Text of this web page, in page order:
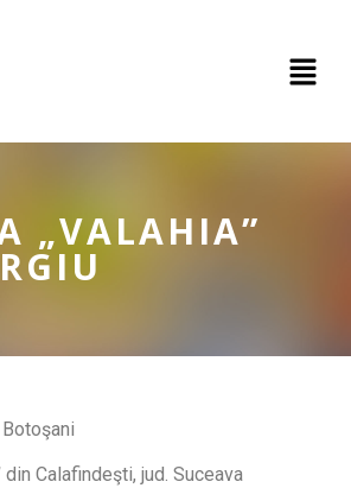
„VALAHIA”
din Calafindeşti, jud. Suceava